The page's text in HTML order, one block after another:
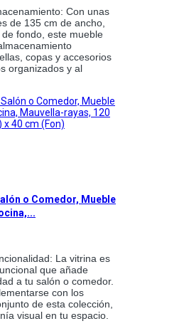
Con unas
de 135 cm de ancho,
fondo, este mueble
copas y accesorios
organizados y al
o Comedor, Mueble
La vitrina es
que añade
a tu salón o comedor.
con los
de esta colección,
visual en tu espacio.